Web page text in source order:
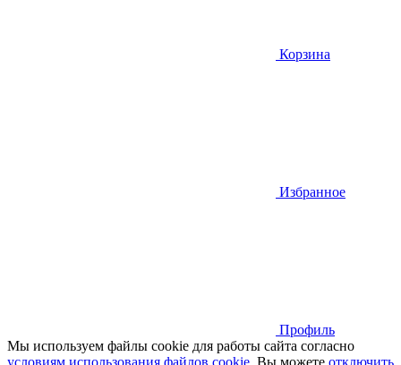
Корзина
Избранное
Профиль
Мы используем файлы cookie для работы сайта согласно